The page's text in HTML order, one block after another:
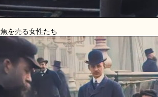
魚を売る女性たち